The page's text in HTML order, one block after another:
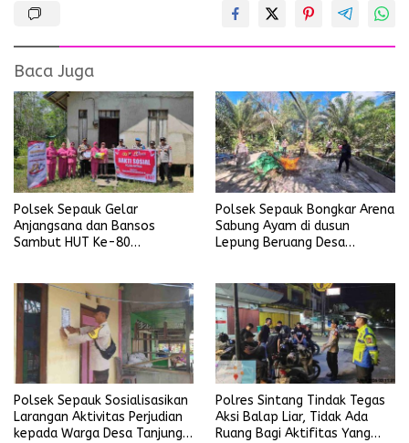
Baca Juga
Polsek Sepauk Gelar
Anjangsana dan Bansos
Sambut HUT Ke-80
Polsek Sepauk Bongkar Arena
Sabung Ayam di dusun
Lepung Beruang Desa
Polsek Sepauk Sosialisasikan
Larangan Aktivitas Perjudian
kepada Warga Desa Tanjung
Polres Sintang Tindak Tegas
Aksi Balap Liar, Tidak Ada
Ruang Bagi Aktifitas Yang